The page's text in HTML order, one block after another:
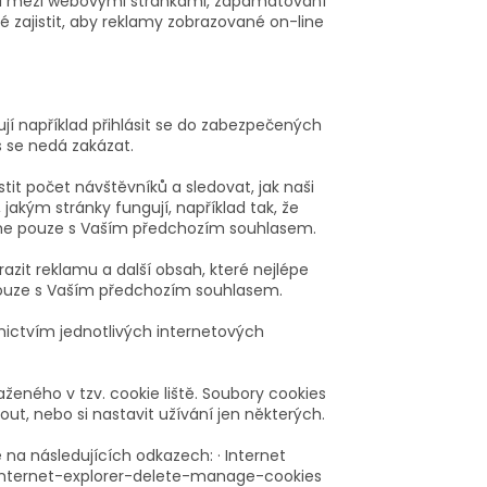
zajistit, aby reklamy zobrazované on-line
například přihlásit se do zabezpečených
nedá zakázat.
počet návštěvníků a sledovat, jak naši
stránky fungují, například tak, že
pouze s Vaším předchozím souhlasem.
reklamu a další obsah, které nejlépe
s Vaším předchozím souhlasem.
jednotlivých internetových
v tzv. cookie liště. Soubory cookies
nebo si nastavit užívání jen některých.
následujících odkazech: · Internet
explorer-delete-manage-cookies